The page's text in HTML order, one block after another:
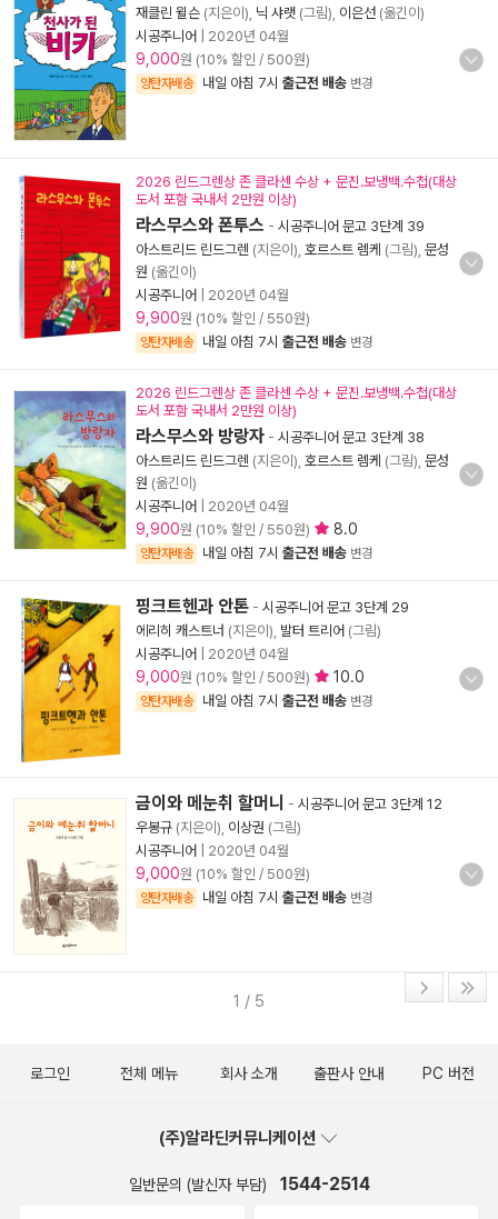
재클린 윌슨 (지은이), 닉 샤랫 (그림), 이은선 (옮긴이)
시공주니어
2020년 04월
9,000원 (10% 할인 / 500원)
양탄자배송 내일 아침 7시 출근전 배송 변경
2026 린드그렌상 존 클라센 수상 + 문진.보냉백.수첩(대상
도서 포함 국내서 2만원 이상)
라스무스와 폰투스 - 시공주니어 문고 3단계 39
아스트리드 린드그렌 (지은이), 호르스트 렘케 (그림), 문성
원 (옮긴이)
시공주니어
2020년 04월
9,900원 (10% 할인 / 550원)
양탄자배송 내일 아침 7시 출근전 배송 변경
2026 린드그렌상 존 클라센 수상 + 문진.보냉백.수첩(대상
도서 포함 국내서 2만원 이상)
라스무스와 방랑자 - 시공주니어 문고 3단계 38
아스트리드 린드그렌 (지은이), 호르스트 렘케 (그림), 문성
원 (옮긴이)
시공주니어
2020년 04월
9,900원 (10% 할인 / 550원) 8.0
양탄자배송 내일 아침 7시 출근전 배송 변경
핑크트헨과 안톤 - 시공주니어 문고 3단계 29
에리히 캐스트너 (지은이), 발터 트리어 (그림)
시공주니어
2020년 04월
9,000원 (10% 할인 / 500원) 10.0
양탄자배송 내일 아침 7시 출근전 배송 변경
금이와 메눈취 할머니 - 시공주니어 문고 3단계 12
우봉규 (지은이), 이상권 (그림)
시공주니어
2020년 04월
9,000원 (10% 할인 / 500원)
양탄자배송 내일 아침 7시 출근전 배송 변경
1 / 5
로그인 전체 메뉴 회사 소개 출판사 안내 PC 버전
(주)알라딘커뮤니케이션
일반문의 (발신자 부담) 1544-2514